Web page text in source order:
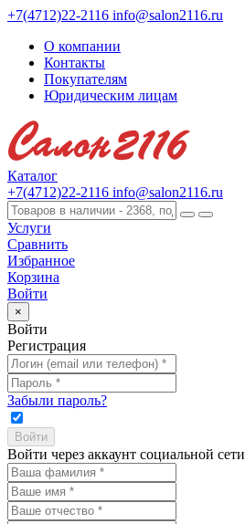
+7(4712)22-2116 info@salon2116.ru
О компании
Контакты
Покупателям
Юридическим лицам
Каталог
+7(4712)22-2116 info@salon2116.ru
Услуги
Сравнить
Избранное
Корзина
Войти
×
Войти
Регистрация
Забыли пароль?
Войти через аккаунт социальной сети